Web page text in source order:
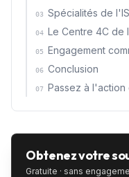
03 Spécialités de
04 Le Centre 4C de
05 Engagement
06 Conclusion
07 Passez à l'action
Obtenez votre
Gratuite · sans